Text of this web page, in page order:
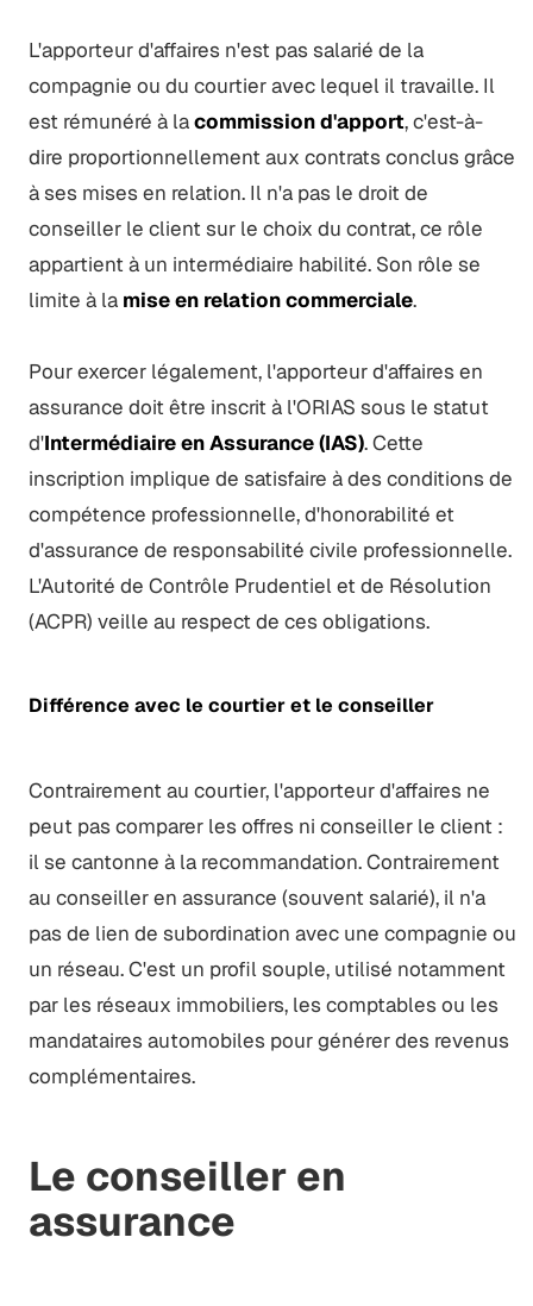
L'apporteur d'affaires n'est pas salarié de la
compagnie ou du courtier avec lequel il travaille. Il
est rémunéré à lacommission d'apport, c'est-à-
dire proportionnellement aux contrats conclus grâce
à ses mises en relation. Il n'a pas le droit de
conseiller le client sur le choix du contrat, ce rôle
appartient à un intermédiaire habilité. Son rôle se
limite à la mise en relation commerciale.
Pour exercer légalement, l'apporteur d'affaires en
assurance doit être inscrit à l'ORIAS sous le statut
d'Intermédiaire en Assurance (IAS). Cette
inscription implique de satisfaire à des conditions de
compétence professionnelle, d'honorabilité et
d'assurance de responsabilité civile professionnelle.
L'Autorité de Contrôle Prudentiel et de Résolution
(ACPR) veille au respect de ces obligations.
Différence avec le courtier et le conseiller
Contrairement au courtier, l'apporteur d'affaires ne
peut pas comparer les offres ni conseiller le client :
il se cantonne à la recommandation. Contrairement
au conseiller en assurance (souvent salarié), il n'a
pas de lien de subordination avec une compagnie ou
un réseau. C'est un profil souple, utilisé notamment
par les réseaux immobiliers, les comptables ou les
mandataires automobiles pour générer des revenus
complémentaires.
Le conseiller en
assurance